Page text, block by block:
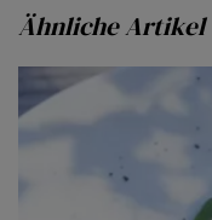
Ähnliche Artikel